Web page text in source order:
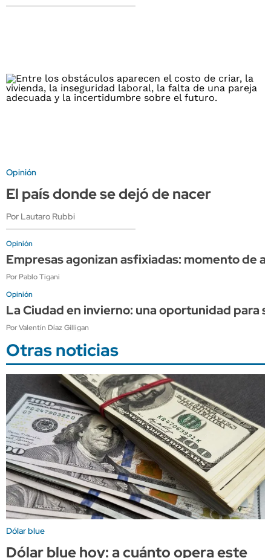
Opinión
El país donde se dejó de nacer
Por Lautaro Rubbi
Opinión
Empresas agonizan asfixiadas: momento de
Por Pablo Tigani
Opinión
La Ciudad en invierno: una oportunidad para
Por Valentín Díaz Gilligan
Otras noticias
Dólar blue
Dólar blue hoy: a cuánto opera este